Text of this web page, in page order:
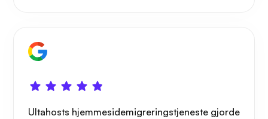
Ultahosts hjemmesidemigreringstjeneste gjorde